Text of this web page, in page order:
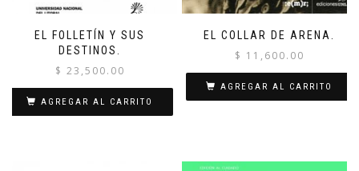
EL FOLLETÍN Y SUS
DESTINOS.
$ 23,500.00
AGREGAR AL CARRITO
EL COLLAR DE ARENA.
$ 11,600.00
AGREGAR AL CARRITO